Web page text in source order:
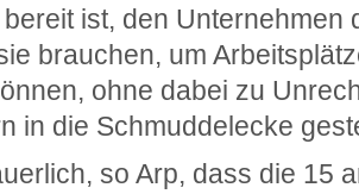
ist, den Unternehmen
brauchen, um
ohne dabei zu
in die Schmuddelecke
so Arp, dass die 15